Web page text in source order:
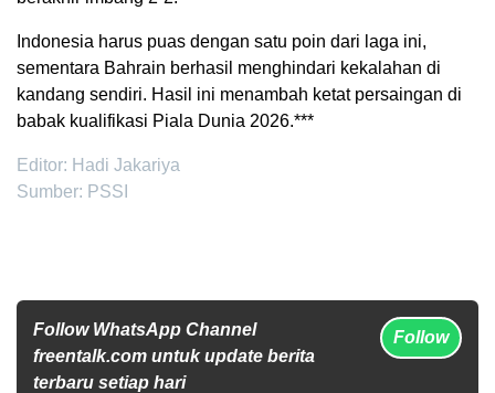
Indonesia harus puas dengan satu poin dari laga ini,
sementara Bahrain berhasil menghindari kekalahan di
kandang sendiri. Hasil ini menambah ketat persaingan di
babak kualifikasi Piala Dunia 2026.***
Editor: Hadi Jakariya
Sumber: PSSI
Follow WhatsApp Channel
freentalk.com untuk update berita
terbaru setiap hari
Follow